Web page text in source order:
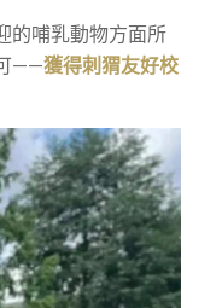
的哺乳動物方面所
——獲得刺猬友好校